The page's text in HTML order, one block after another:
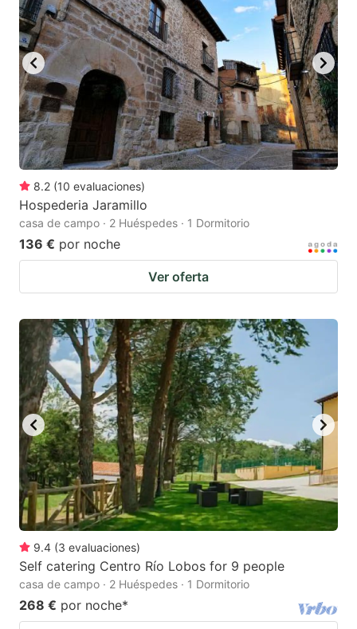
8.2 (10 evaluaciones)
Hospederia Jaramillo
casa de campo · 2 Huéspedes · 1 Dormitorio
136 € por noche
Ver oferta
9.4 (3 evaluaciones)
Self catering Centro Río Lobos for 9 people
casa de campo · 2 Huéspedes · 1 Dormitorio
268 € por noche*